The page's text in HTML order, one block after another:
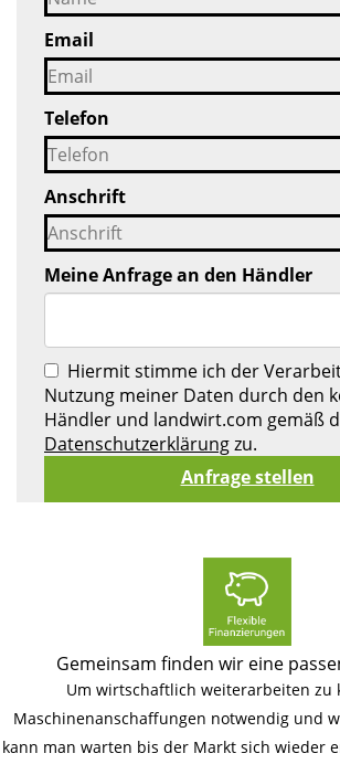
Email
Telefon
Anschrift
Meine Anfrage an den Händler
Hiermit stimme ich der
Nutzung meiner Daten durch den
Händler und landwirt.com gemäß
Datenschutzerklärungzu.
Gemeinsam finden wir eine
Um wirtschaftlich weiterarbeiten zu
Maschinenanschaffungen notwendig und
kann man warten bis der Markt sich wieder